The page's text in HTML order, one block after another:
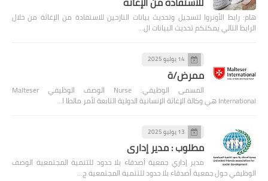
هام: رابط الأونروا لتسجيل وتحديث بيانات النازحين للاستفادة من الإغاثة من خلال
الرابط التالي يمكنكم تحديث البيانات ال…
14 يوليو 2025
ممرض/ة
المسمى الوظيفي: Nurse الوصف الوظيفي Malteser
International هي وكالة الإغاثة الإنسانية الدولية التابعة لأمر مالطا ا…
13 يوليو 2025
مطلوب : مدير إداري
مدير إداري جمعية أصدقاء بلا حدود للتنمية المجتمعية الوصف
الوظيفي حول جمعية أصدقاء بلا حدود للتنمية المجتمعية ج…